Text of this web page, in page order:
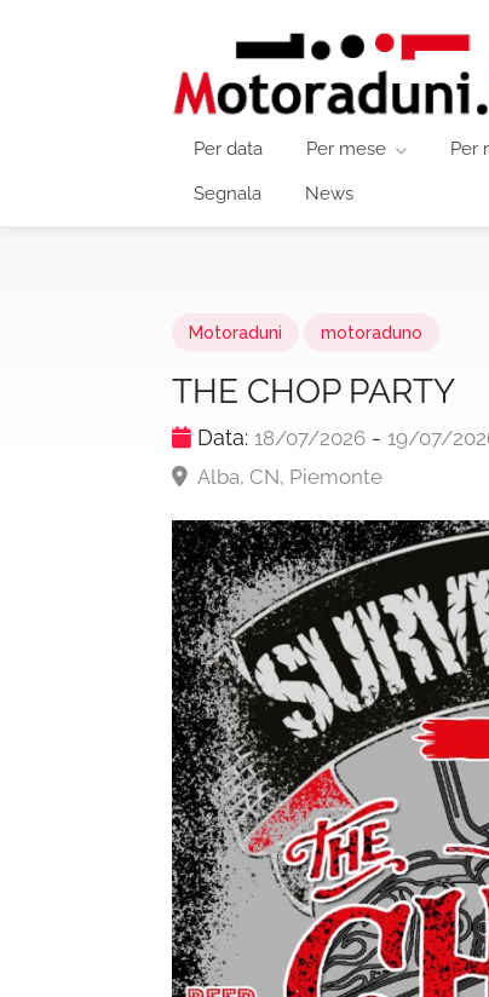
Per data Per mese Per
Segnala News
Motoraduni motoraduno
THE CHOP PARTY
Data: 18/07/2026 - 19/07/
Alba, CN, Piemonte